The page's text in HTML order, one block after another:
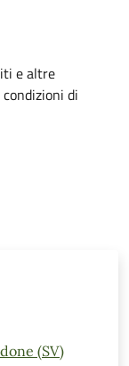
e altre
di
(SV)